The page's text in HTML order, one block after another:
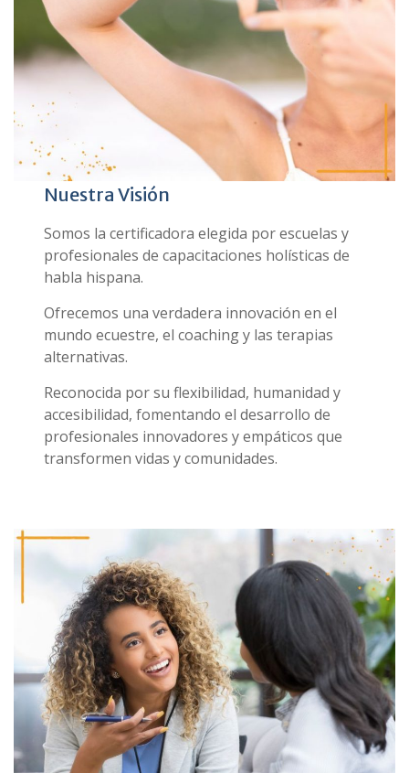
Nuestra Visión
Somos la certificadora elegida por escuelas y
profesionales de capacitaciones holísticas de
habla hispana.
Ofrecemos una verdadera innovación en el
mundo ecuestre, el coaching y las terapias
alternativas.
Reconocida por su flexibilidad, humanidad y
accesibilidad, fomentando el desarrollo de
profesionales innovadores y empáticos que
transformen vidas y comunidades.